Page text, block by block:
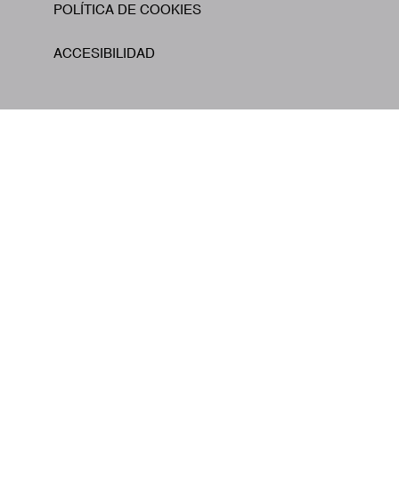
POLÍTICA DE COOKIES
ACCESIBILIDAD